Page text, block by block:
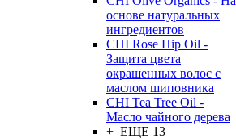
основе натуральных
ингредиентов
CHI Rose Hip Oil -
Защита цвета
окрашенных волос с
маслом шиповника
CHI Tea Tree Oil -
Масло чайного дерева
+ ЕЩЕ 13